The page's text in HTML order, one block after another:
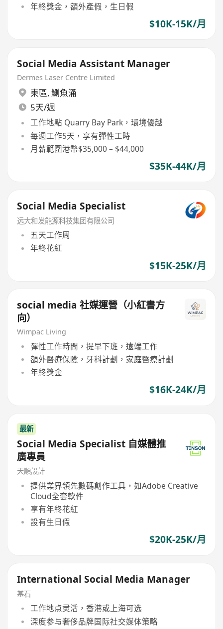
年終獎金，額外產假，生日假
$10K-15K/月
Social Media Assistant Manager
Dermes Laser Centre Limited
東區, 鰂魚涌
5天/週
工作地點 Quarry Bay Park，環境優越
每週工作5天，享有彈性工時
月薪範圍港幣$35,000 – $44,000
$35K-44K/月
Social Media Specialist
远大和发能源科技集团有限公司
五天工作周
年終花紅
$15K-25K/月
social media 社媒運營（小紅書方
向）
Wimpac Living
彈性工作時間，提早下班，遠端工作
額外醫療保險，牙科計劃，家庭醫療計劃
年終獎金
$16K-24K/月
最新
Social Media Specialist 自媒體推
廣專員
天順設計
提供業界領先數碼創作工具，如Adobe Creative
Cloud全套軟件
享有年終花紅
設有生日假
$20K-25K/月
International Social Media Manager
基石
工作地点灵活，香港或上海可选
深度参与奢侈品牌国际社交媒体策略